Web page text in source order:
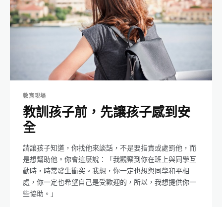
教育現場
教訓孩子前，先讓孩子感到安
全
請讓孩子知道，你找他來談話，不是要指責或處罰他，而
是想幫助他。你會這麼說：「我觀察到你在班上與同學互
動時，時常發生衝突。我想，你一定也想與同學和平相
處，你一定也希望自己是受歡迎的，所以，我想提供你一
些協助。」